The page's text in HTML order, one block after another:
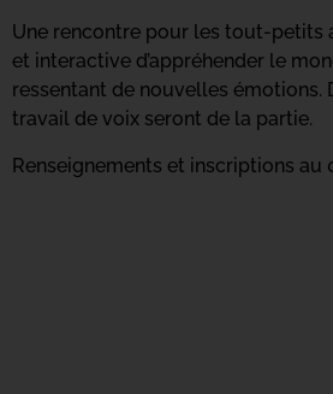
Une rencontre pour les tout-petits
et interactive d’appréhender le
ressentant de nouvelles émotions.
travail de voix seront de la partie.
Renseignements et inscriptions au